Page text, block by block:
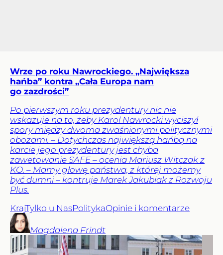
Wrze po roku Nawrockiego. „Największa
hańba” kontra „Cała Europa nam
go zazdrości”
Po pierwszym roku prezydentury nic nie
wskazuje na to, żeby Karol Nawrocki wyciszył
spory między dwoma zwaśnionymi politycznymi
obozami. – Dotychczas największą hańbą na
karcie jego prezydentury jest chyba
zawetowanie SAFE – ocenia Mariusz Witczak z
KO. – Mamy głowę państwa, z której możemy
być dumni – kontruje Marek Jakubiak z Rozwoju
Plus.
KrajTylko u NasPolitykaOpinie i komentarze
Magdalena Frindt